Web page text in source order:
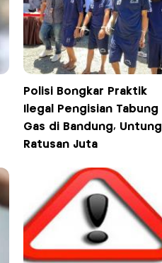
Polisi Bongkar Praktik
Ilegal Pengisian Tabung
Gas di Bandung, Untung
Ratusan Juta